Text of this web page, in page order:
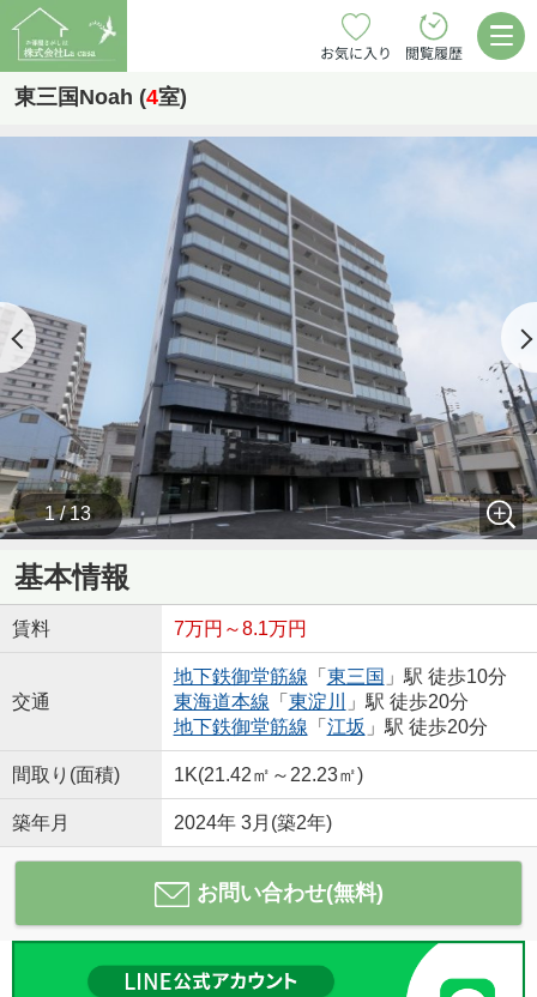
お気に入り 閲覧履歴
東三国Noah (4室)
1 / 13
基本情報
賃料 7万円～8.1万円
交通
地下鉄御堂筋線 「 東三国 」駅 徒歩10分
東海道本線 「 東淀川
」駅 徒歩20分
地下鉄御堂筋線 「 江坂 」駅 徒歩20分
間取り(面積) 1K(21.42㎡～22.23㎡)
築年月 2024年 3月(築2年)
お問い合わせ(無料)